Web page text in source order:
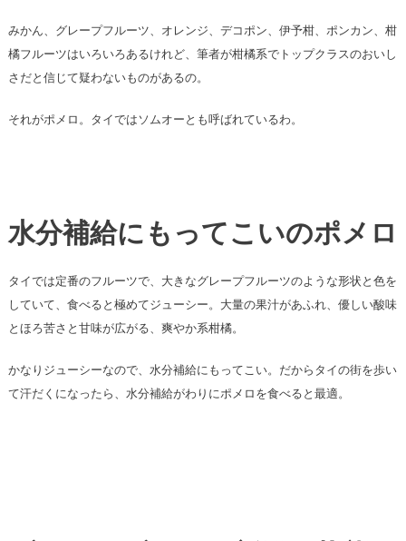
みかん、グレープフルーツ、オレンジ、デコポン、伊予柑、ポンカン、柑
橘フルーツはいろいろあるけれど、筆者が柑橘系でトップクラスのおいし
さだと信じて疑わないものがあるの。
それがポメロ。タイではソムオーとも呼ばれているわ。
水分補給にもってこいのポメロ
タイでは定番のフルーツで、大きなグレープフルーツのような形状と色を
していて、食べると極めてジューシー。大量の果汁があふれ、優しい酸味
とほろ苦さと甘味が広がる、爽やか系柑橘。
かなりジューシーなので、水分補給にもってこい。だからタイの街を歩い
て汗だくになったら、水分補給がわりにポメロを食べると最適。